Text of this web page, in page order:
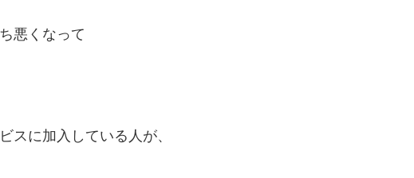
悪くなって
スに加入している人が、